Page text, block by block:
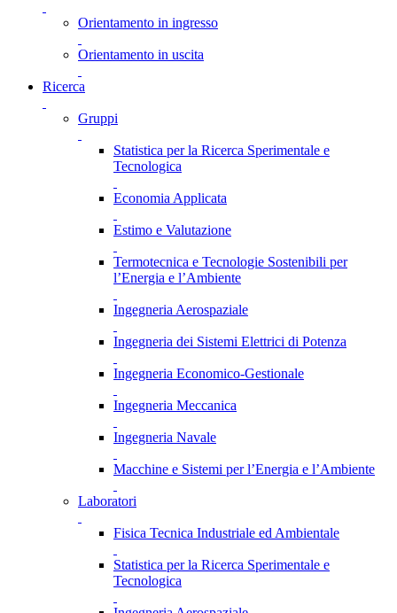
Orientamento in ingresso
Orientamento in uscita
Ricerca
Gruppi
Statistica per la Ricerca Sperimentale e
Tecnologica
Economia Applicata
Estimo e Valutazione
Termotecnica e Tecnologie Sostenibili per
l’Energia e l’Ambiente
Ingegneria Aerospaziale
Ingegneria dei Sistemi Elettrici di Potenza
Ingegneria Economico-Gestionale
Ingegneria Meccanica
Ingegneria Navale
Macchine e Sistemi per l’Energia e l’Ambiente
Laboratori
Fisica Tecnica Industriale ed Ambientale
Statistica per la Ricerca Sperimentale e
Tecnologica